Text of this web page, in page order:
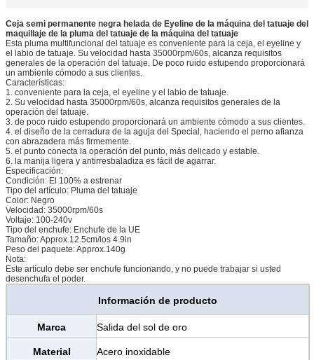
Ceja semi permanente negra helada de Eyeline de la máquina del tatuaje del
maquillaje de la pluma del tatuaje de la máquina del tatuaje
Esta pluma multifuncional del tatuaje es conveniente para la ceja, el eyeline y
el labio de tatuaje. Su velocidad hasta 35000rpm/60s, alcanza requisitos
generales de la operación del tatuaje. De poco ruido estupendo proporcionará
un ambiente cómodo a sus clientes.
Características:
1. conveniente para la ceja, el eyeline y el labio de tatuaje.
2. Su velocidad hasta 35000rpm/60s, alcanza requisitos generales de la
operación del tatuaje.
3. de poco ruido estupendo proporcionará un ambiente cómodo a sus clientes.
4. el diseño de la cerradura de la aguja del Special, haciendo el perno afianza
con abrazadera más firmemente.
5. el punto conecta la operación del punto, más delicado y estable.
6. la manija ligera y antirresbaladiza es fácil de agarrar.
Especificación:
Condición: El 100% a estrenar
Tipo del artículo: Pluma del tatuaje
Color: Negro
Velocidad: 35000rpm/60s
Voltaje: 100-240v
Tipo del enchufe: Enchufe de la UE
Tamaño: Approx.12.5cm/los 4.9in
Peso del paquete: Approx.140g
Nota:
Este artículo debe ser enchufe funcionando, y no puede trabajar si usted
desenchufa el poder.
Información de producto
Marca Salida del sol de oro
Material
Acero inoxidable